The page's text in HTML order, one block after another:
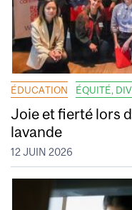
ÉDUCATION ÉQUITÉ,
Joie et fierté lors
lavande
12 JUIN 2026